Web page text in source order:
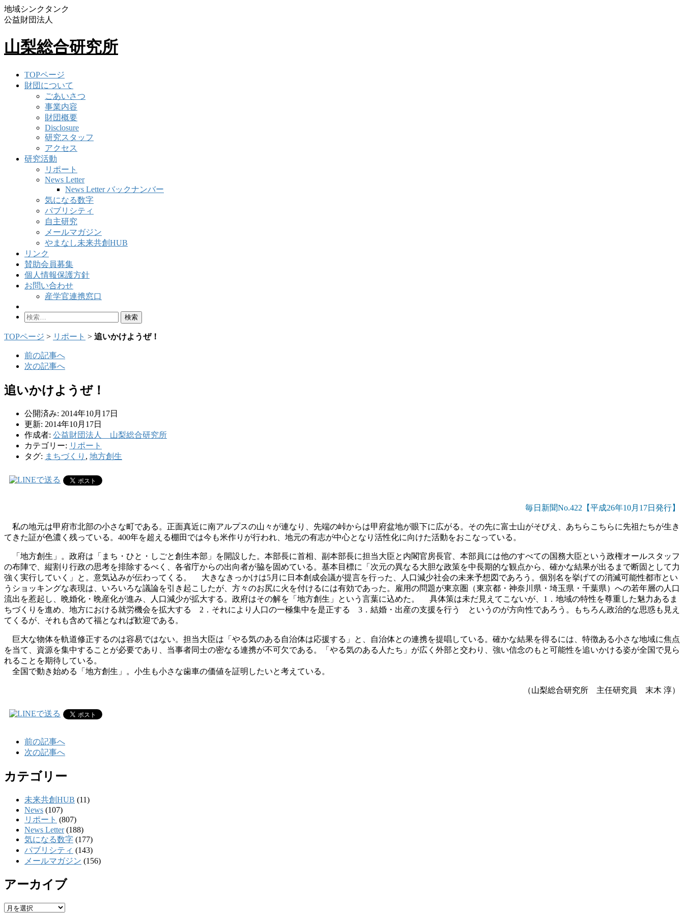
地域シンクタンク
公益財団法人
山梨総合研究所
TOPページ
財団について
ごあいさつ
事業内容
財団概要
Disclosure
研究スタッフ
アクセス
研究活動
リポート
News Letter
News Letter バックナンバー
気になる数字
パブリシティ
自主研究
メールマガジン
やまなし未来共創HUB
リンク
賛助会員募集
個人情報保護方針
お問い合わせ
産学官連携窓口
検
TOPページ > リポート > 追いかけようぜ！
前の記事へ
次の記事へ
追いかけようぜ！
公開済み: 2014年10月17日
更新: 2014年10月17日
作成者: 公益財団法人 山梨総合研究所
カテゴリー: リポート
タグ: まちづくり , 地方創生
毎日新聞No.422【平成26年10月17日発行】
私の地元は甲府市北部の小さな町である。正面真近に南アルプスの山々が連なり、先端の峠からは甲府盆地が眼下に広がる。その先に富士山がそびえ、あちらこちらに先祖たちが生き
てきた証が色濃く残っている。400年を超える棚田では今も米作りが行われ、地元の有志が中心となり活性化に向けた活動をおこなっている。
「地方創生」。政府は「まち・ひと・しごと創生本部」を開設した。本部長に首相、副本部長に担当大臣と内閣官房長官、本部員には他のすべての国務大臣という政権オールスタッフ
の布陣で、縦割り行政の思考を排除するべく、各省庁からの出向者が脇を固めている。基本目標に「次元の異なる大胆な政策を中長期的な観点から、確かな結果が出るまで断固として力
強く実行していく」と。意気込みが伝わってくる。 大きなきっかけは5月に日本創成会議が提言を行った、人口減少社会の未来予想図であろう。個別名を挙げての消滅可能性都市とい
うショッキングな表現は、いろいろな議論を引き起こしたが、方々のお尻に火を付けるには有効であった。雇用の問題が東京圏（東京都・神奈川県・埼玉県・千葉県）への若年層の人口
流出を惹起し、晩婚化・晩産化が進み、人口減少が拡大する。政府はその解を「地方創生」という言葉に込めた。 具体策は未だ見えてこないが、1．地域の特性を尊重した魅力あるま
ちづくりを進め、地方における就労機会を拡大する 2．それにより人口の一極集中を是正する 3．結婚・出産の支援を行う というのが方向性であろう。もちろん政治的な思惑も見え
てくるが、それも含めて福となれば歓迎である。
巨大な物体を軌道修正するのは容易ではない。担当大臣は「やる気のある自治体は応援する」と、自治体との連携を提唱している。確かな結果を得るには、特徴ある小さな地域に焦点
を当て、資源を集中することが必要であり、当事者同士の密なる連携が不可欠である。「やる気のある人たち」が広く外部と交わり、強い信念のもと可能性を追いかける姿が全国で見ら
れることを期待している。
全国で動き始める「地方創生」。小生も小さな歯車の価値を証明したいと考えている。
（山梨総合研究所 主任研究員 末木 淳）
前の記事へ
次の記事へ
カテゴリー
未来共創HUB (11)
News (107)
リポート (807)
News Letter(188)
気になる数字 (177)
パブリシティ (143)
メールマガジン (156)
アーカイブ
ア